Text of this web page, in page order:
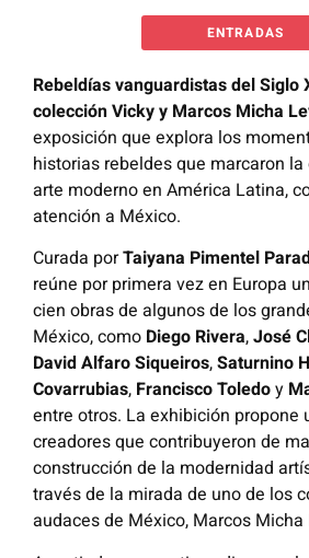
ENTRADAS
Rebeldías vanguardistas del Siglo
colección Vicky y Marcos Micha
exposición que explora los
historias rebeldes que marcaron
arte moderno en América Latina,
atención a México.
Curada porTaiyana Pimentel
reúne por primera vez en Europa
cien obras de algunos de los
México, como Diego Rivera,José
David Alfaro Siqueiros,Saturnino
Covarrubias, Francisco Toledoy
entre otros. La exhibición propone
creadores que contribuyeron de
construcción de la modernidad
través de la mirada de uno de los
audaces de México, Marcos Micha